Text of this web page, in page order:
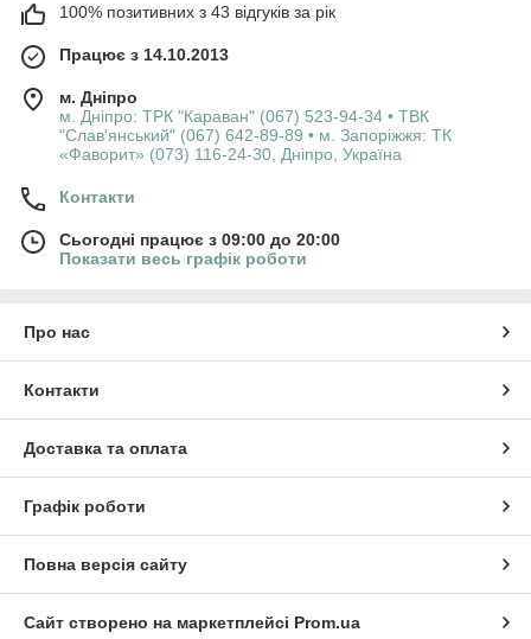
100% позитивних з 43 відгуків за рік
Працює з 14.10.2013
м. Дніпро
м. Дніпро: ТРК "Караван" (067) 523-94-34 • ТВК
"Слав'янський" (067) 642-89-89 • м. Запоріжжя: ТК
«Фаворит» (073) 116-24-30, Дніпро, Україна
Контакти
Сьогодні працює з 09:00 до 20:00
Показати весь графік роботи
Про нас
Контакти
Доставка та оплата
Графік роботи
Повна версія сайту
Сайт створено на маркетплейсі Prom.ua